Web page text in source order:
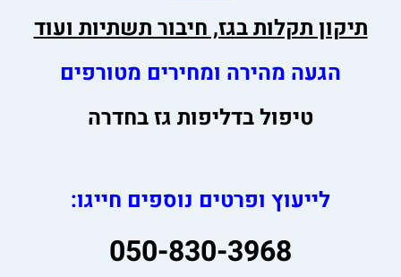
תיקון תקלות בגז, חיבור תשתיות ועוד
הגעה מהירה ומחירים מטורפים
טיפול בדליפות גז בחדרה
לייעוץ ופרטים נוספים חייגו:
050-830-3968